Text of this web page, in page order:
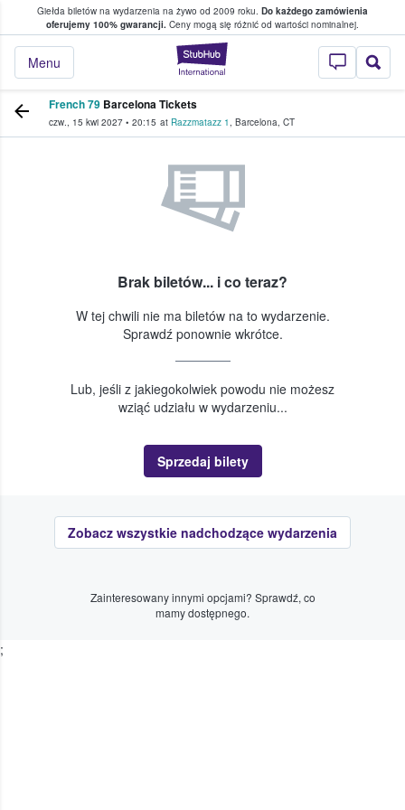
Giełda biletów na wydarzenia na żywo od 2009 roku. Do każdego zamówienia
oferujemy 100% gwarancji. Ceny mogą się różnić od wartości nominalnej.
StubHub —
Menu
w którym fani i kibice kupują i
French 79 Barcelona Tickets
czw., 15 kwi 2027 • 20:15 at Razzmatazz 1, Barcelona, CT
Brak biletów... i co teraz?
W tej chwili nie ma biletów na to wydarzenie.
Sprawdź ponownie wkrótce.
Lub, jeśli z jakiegokolwiek powodu nie możesz
wziąć udziału w wydarzeniu...
Sprzedaj bilety
Zobacz wszystkie nadchodzące wydarzenia
Zainteresowany innymi opcjami? Sprawdź, co
mamy dostępnego.
;